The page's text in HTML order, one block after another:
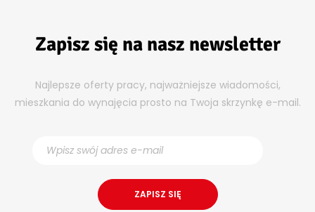
Zapisz się na nasz newsletter
Najlepsze oferty pracy, najważniejsze wiadomości,
mieszkania do wynajęcia prosto na Twoja skrzynkę e-mail.